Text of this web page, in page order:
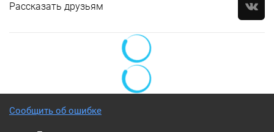
Рассказать друзьям
Сообщить об ошибке